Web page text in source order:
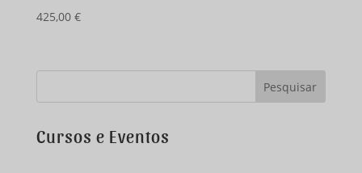
425,00 €
Cursos e Eventos